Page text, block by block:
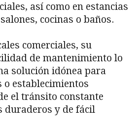
así como en estancias
cocinas o baños.
comerciales, su
de mantenimiento lo
solución idónea para
o establecimientos
el tránsito constante
duraderos y de fácil